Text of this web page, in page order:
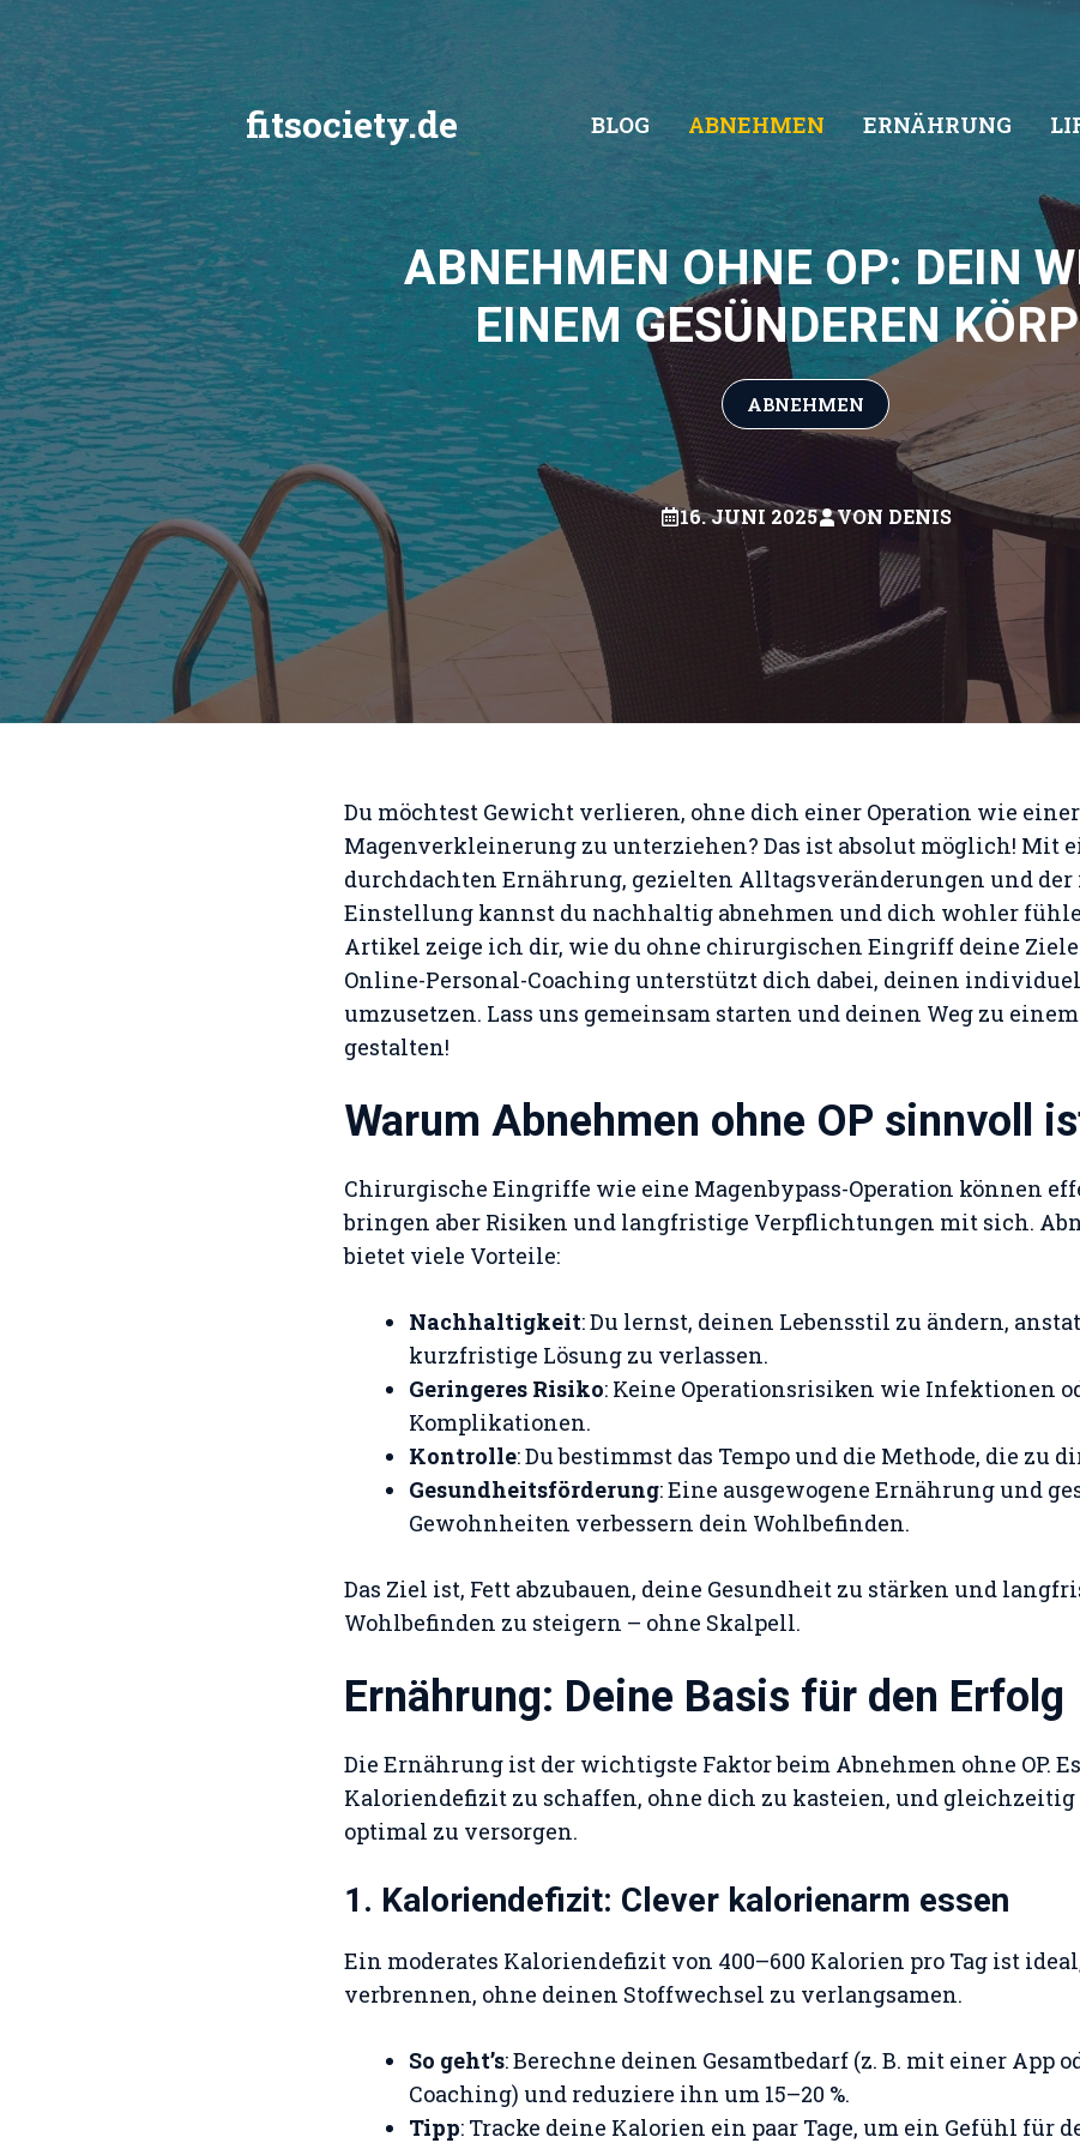
Inhalt
springen
fitsociety.de BLOG ABNEHMEN ERNÄHRUNG
ABNEHMEN OHNE OP: DEIN
EINEM GESÜNDEREN
ABNEHMEN
16. JUNI 2025 VON DENIS
Du möchtest Gewicht verlieren, ohne dich einer Operation wie einer
Magenverkleinerung zu unterziehen? Das ist absolut möglich! Mit
durchdachten Ernährung, gezielten Alltagsveränderungen und
Einstellung kannst du nachhaltig abnehmen und dich wohler
Artikel zeige ich dir, wie du ohne chirurgischen Eingriff deine
Online-Personal-Coaching unterstützt dich dabei, deinen
umzusetzen. Lass uns gemeinsam starten und deinen Weg zu
gestalten!
Warum Abnehmen ohne OP sinnvoll
Chirurgische Eingriffe wie eine Magenbypass-Operation können
bringen aber Risiken und langfristige Verpflichtungen mit sich.
bietet viele Vorteile:
Nachhaltigkeit: Du lernst, deinen Lebensstil zu ändern,
kurzfristige Lösung zu verlassen.
Geringeres Risiko: Keine Operationsrisiken wie Infektionen
Komplikationen.
Kontrolle: Du bestimmst das Tempo und die Methode, die zu
Gesundheitsförderung: Eine ausgewogene Ernährung und
Gewohnheiten verbessern dein Wohlbefinden.
Das Ziel ist, Fett abzubauen, deine Gesundheit zu stärken und
Wohlbefinden zu steigern – ohne Skalpell.
Ernährung: Deine Basis für den Erfolg
Die Ernährung ist der wichtigste Faktor beim Abnehmen ohne OP.
Kaloriendefizit zu schaffen, ohne dich zu kasteien, und gleichzeitig
optimal zu versorgen.
1. Kaloriendefizit: Clever kalorienarm essen
Ein moderates Kaloriendefizit von 400–600 Kalorien pro Tag ist
verbrennen, ohne deinen Stoffwechsel zu verlangsamen.
So geht’s: Berechne deinen Gesamtbedarf (z. B. mit einer App
Coaching) und reduziere ihn um 15–20 %.
Tipp: Tracke deine Kalorien ein paar Tage, um ein Gefühl für